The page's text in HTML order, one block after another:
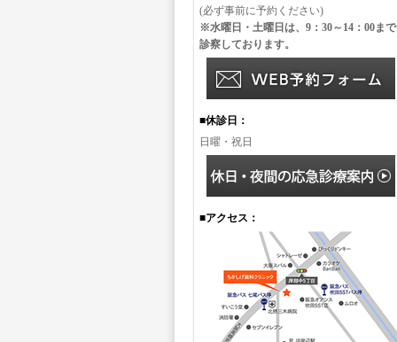
(必ず事前に予約ください)
※水曜日・土曜日は、9：30～14：00まで
診察しております。
■休診日：
日曜・祝日
■アクセス：